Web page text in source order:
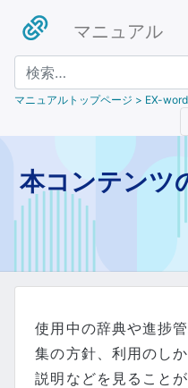
マニュアル
検索
マニュアルトップページ > EX-
本コンテンツ
使用中の辞典や進捗
集の方針、利用のし
説明などを見ることが